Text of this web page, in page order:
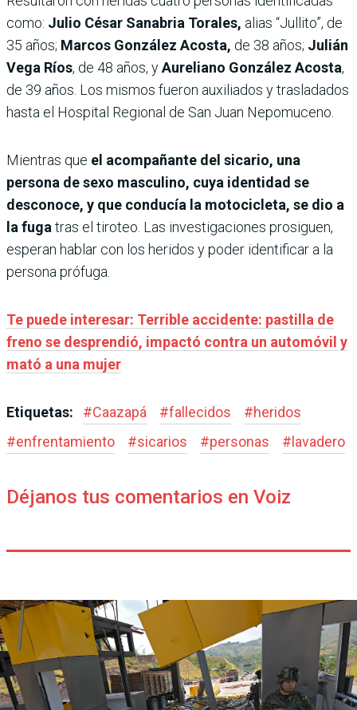
como: Julio César Sanabria Torales, alias “Jullito”, de
35 años; Marcos González Acosta, de 38 años; Julián
Vega Ríos, de 48 años, yAureliano González Acosta,
de 39 años. Los mismos fueron auxiliados y trasladados
hasta el Hospital Regional de San Juan Nepomuceno.
Mientras que el acompañante del sicario, una
persona de sexo masculino, cuya identidad se
desconoce, y que conducía la motocicleta, se dio a
la fugatras el tiroteo. Las investigaciones prosiguen,
esperan hablar con los heridos y poder identificar a la
persona prófuga.
Te puede interesar: Terrible accidente: pastilla de
freno se desprendió, impactó contra un automóvil y
mató a una mujer
Etiquetas: #Caazapá #fallecidos #heridos
#enfrentamiento #sicarios #personas # lavadero
Déjanos tus comentarios en Voiz